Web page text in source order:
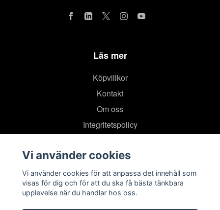
Läs mer
Köpvillkor
Kontakt
Om oss
Integritetspolicy
Vi använder cookies
Vi använder cookies för att anpassa det innehåll som
visas för dig och för att du ska få bästa tänkbara
upplevelse när du handlar hos oss.